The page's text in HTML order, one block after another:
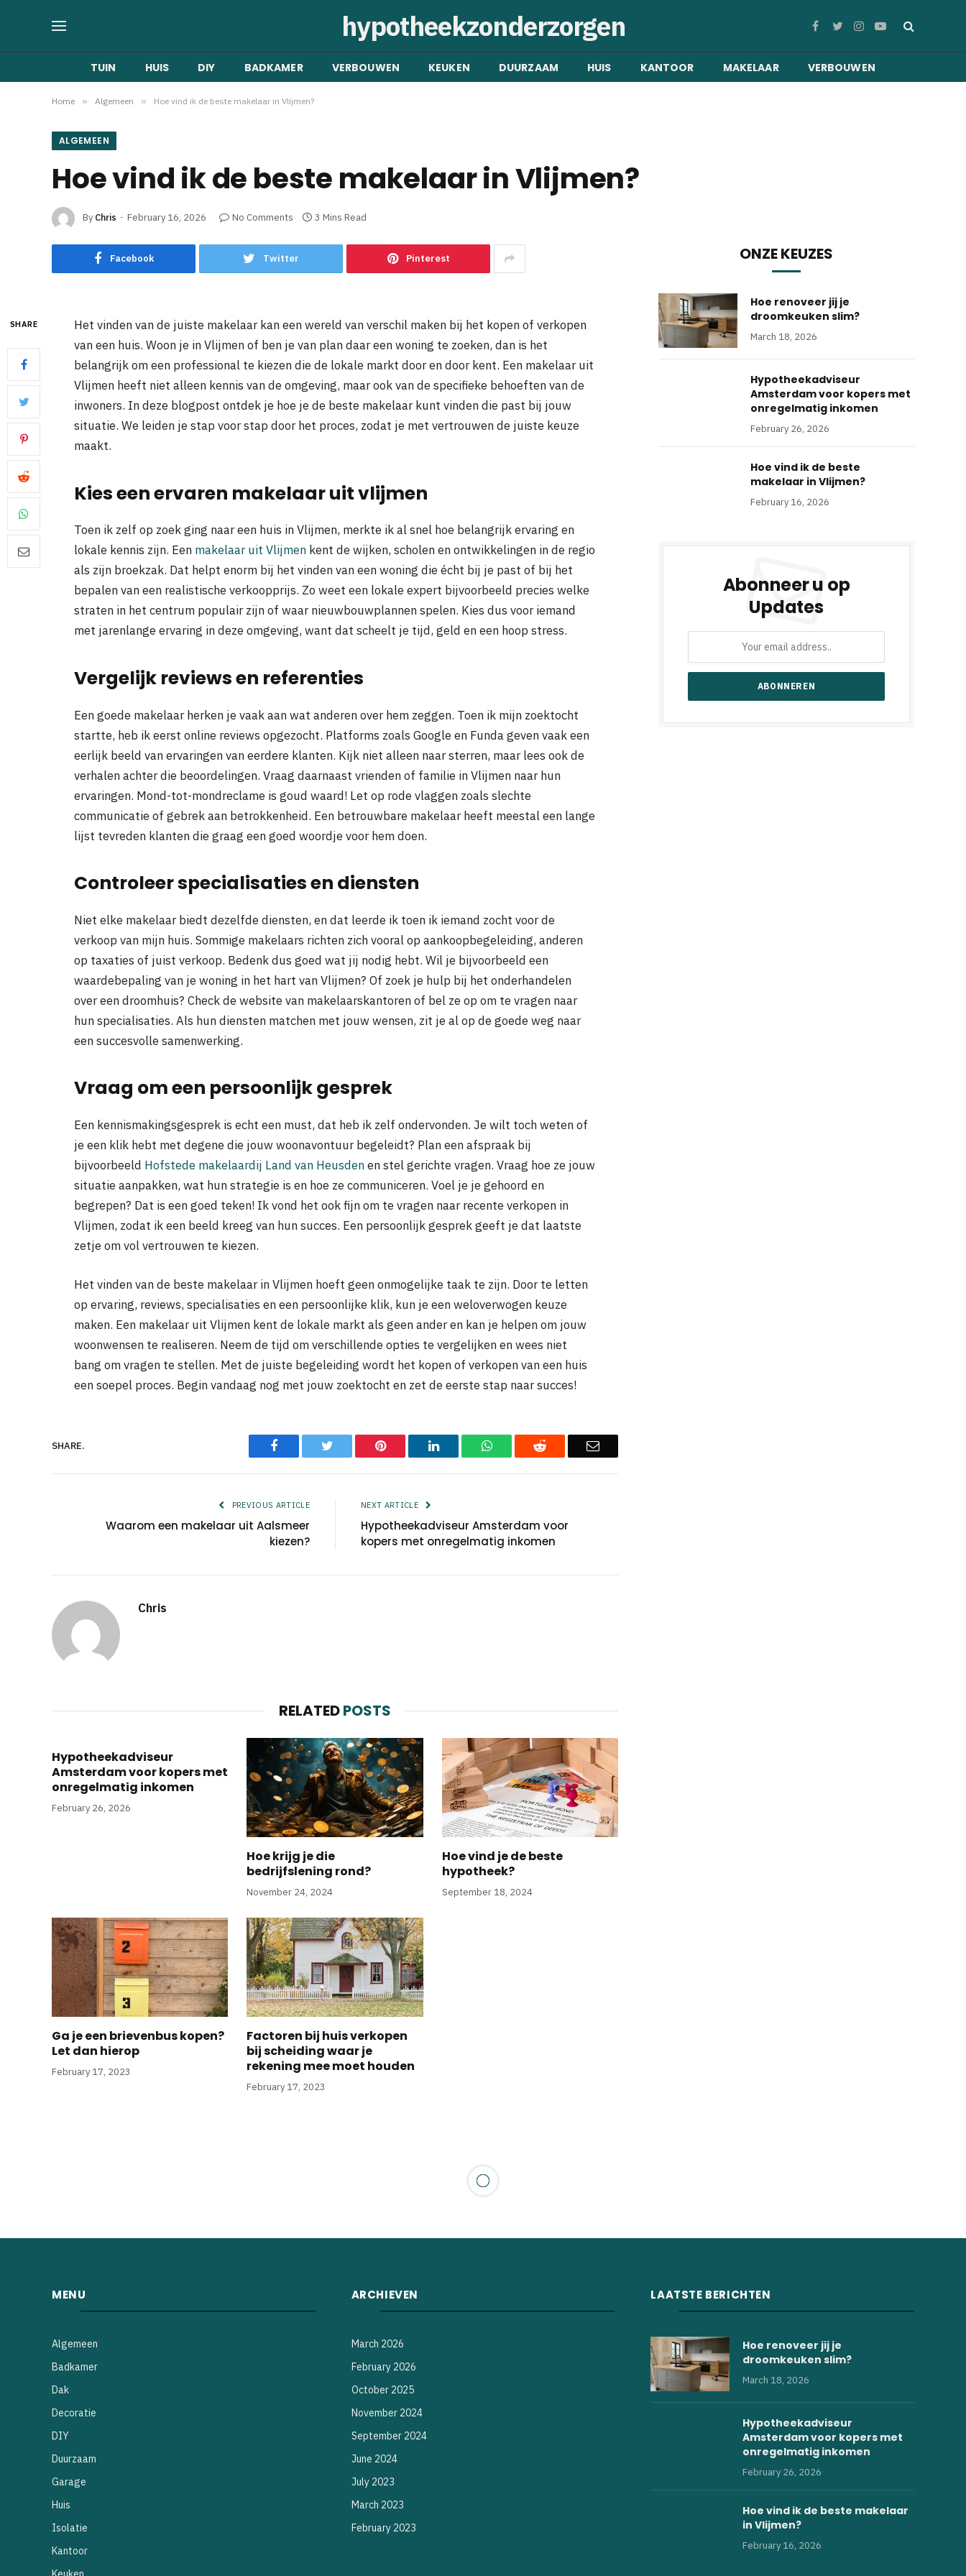
hypotheekzonderzorgen Facebook
TwitterInstagram
YouTube
TUIN HUIS DIY BADKAMER VERBOUWEN KEUKEN DUURZAAM HUIS KANTOOR MAKELAAR VERBOUWEN
Home » Algemeen » Hoe vind ik de beste makelaar in Vlijmen?
ALGEMEEN
Hoe vind ik de beste makelaar in Vlijmen?
By Chris February 16, 2026 No Comments 3 Mins Read
Facebook Twitter Pinterest
SHARE
Het vinden van de juiste makelaar kan een wereld van verschil maken bij het kopen of verkopen
van een huis. Woon je in Vlijmen of ben je van plan daar een woning te zoeken, dan is het
belangrijk om een professional te kiezen die de lokale markt door en door kent. Een makelaar uit
Vlijmen heeft niet alleen kennis van de omgeving, maar ook van de specifieke behoeften van de
inwoners. In deze blogpost ontdek je hoe je de beste makelaar kunt vinden die past bij jouw
situatie. We leiden je stap voor stap door het proces, zodat je met vertrouwen de juiste keuze
maakt.
Kies een ervaren makelaar uit vlijmen
Toen ik zelf op zoek ging naar een huis in Vlijmen, merkte ik al snel hoe belangrijk ervaring en
lokale kennis zijn. Een makelaar uit Vlijmen kent de wijken, scholen en ontwikkelingen in de regio
als zijn broekzak. Dat helpt enorm bij het vinden van een woning die écht bij je past of bij het
bepalen van een realistische verkoopprijs. Zo weet een lokale expert bijvoorbeeld precies welke
straten in het centrum populair zijn of waar nieuwbouwplannen spelen. Kies dus voor iemand
met jarenlange ervaring in deze omgeving, want dat scheelt je tijd, geld en een hoop stress.
Vergelijk reviews en referenties
Een goede makelaar herken je vaak aan wat anderen over hem zeggen. Toen ik mijn zoektocht
startte, heb ik eerst online reviews opgezocht. Platforms zoals Google en Funda geven vaak een
eerlijk beeld van ervaringen van eerdere klanten. Kijk niet alleen naar sterren, maar lees ook de
verhalen achter die beoordelingen. Vraag daarnaast vrienden of familie in Vlijmen naar hun
ervaringen. Mond-tot-mondreclame is goud waard! Let op rode vlaggen zoals slechte
communicatie of gebrek aan betrokkenheid. Een betrouwbare makelaar heeft meestal een lange
lijst tevreden klanten die graag een goed woordje voor hem doen.
Controleer specialisaties en diensten
Niet elke makelaar biedt dezelfde diensten, en dat leerde ik toen ik iemand zocht voor de
verkoop van mijn huis. Sommige makelaars richten zich vooral op aankoopbegeleiding, anderen
op taxaties of juist verkoop. Bedenk dus goed wat jij nodig hebt. Wil je bijvoorbeeld een
waardebepaling van je woning in het hart van Vlijmen? Of zoek je hulp bij het onderhandelen
over een droomhuis? Check de website van makelaarskantoren of bel ze op om te vragen naar
hun specialisaties. Als hun diensten matchen met jouw wensen, zit je al op de goede weg naar
een succesvolle samenwerking.
Vraag om een persoonlijk gesprek
Een kennismakingsgesprek is echt een must, dat heb ik zelf ondervonden. Je wilt toch weten of
je een klik hebt met degene die jouw woonavontuur begeleidt? Plan een afspraak bij
bijvoorbeeld Hofstede makelaardij Land van Heusdenen stel gerichte vragen. Vraag hoe ze jouw
situatie aanpakken, wat hun strategie is en hoe ze communiceren. Voel je je gehoord en
begrepen? Dat is een goed teken! Ik vond het ook fijn om te vragen naar recente verkopen in
Vlijmen, zodat ik een beeld kreeg van hun succes. Een persoonlijk gesprek geeft je dat laatste
zetje om vol vertrouwen te kiezen.
Het vinden van de beste makelaar in Vlijmen hoeft geen onmogelijke taak te zijn. Door te letten
op ervaring, reviews, specialisaties en een persoonlijke klik, kun je een weloverwogen keuze
maken. Een makelaar uit Vlijmen kent de lokale markt als geen ander en kan je helpen om jouw
woonwensen te realiseren. Neem de tijd om verschillende opties te vergelijken en wees niet
bang om vragen te stellen. Met de juiste begeleiding wordt het kopen of verkopen van een huis
een soepel proces. Begin vandaag nog met jouw zoektocht en zet de eerste stap naar succes!
SHARE. Facebook Twitter Pinterest LinkedIn WhatsAppReddit Email
PREVIOUS ARTICLE
Waarom een makelaar uit Aalsmeer
kiezen?
NEXT ARTICLE
Hypotheekadviseur Amsterdam voor
kopers met onregelmatig inkomen
Chris
RELATEDPOSTS
Hypotheekadviseur
Amsterdam voor kopers met
onregelmatig inkomen
February 26, 2026
Hoe krijg je die
bedrijfslening rond?
November 24, 2024
Hoe vind je de beste
hypotheek?
September 18, 2024
Ga je een brievenbus kopen?
Let dan hierop
February 17, 2023
Factoren bij huis verkopen
bij scheiding waar je
rekening mee moet houden
February 17, 2023
ONZE KEUZES
Hoe renoveer jij je
droomkeuken slim?
March 18, 2026
Hypotheekadviseur
Amsterdam voor kopers met
onregelmatig inkomen
February 26, 2026
Hoe vind ik de beste
makelaar in Vlijmen?
February 16, 2026
Abonneer u op
Updates
MENU
Algemeen
Badkamer
Dak
Decoratie
DIY
Duurzaam
Garage
Huis
Isolatie
Kantoor
ARCHIEVEN
March 2026
February 2026
October 2025
November 2024
September 2024
June 2024
July 2023
March 2023
February 2023
LAATSTE BERICHTEN
Hoe renoveer jij je
droomkeuken slim?
March 18, 2026
Hypotheekadviseur
Amsterdam voor kopers met
onregelmatig inkomen
February 26, 2026
Hoe vind ik de beste makelaar
in Vlijmen?
February 16, 2026